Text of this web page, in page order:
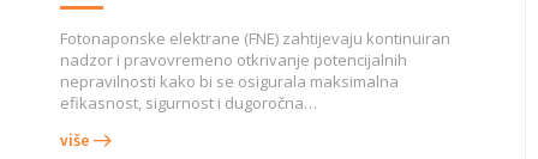
Fotonaponske elektrane (FNE) zahtijevaju kontinuiran
nadzor i pravovremeno otkrivanje potencijalnih
nepravilnosti kako bi se osigurala maksimalna
efikasnost, sigurnost i dugoročna…
više